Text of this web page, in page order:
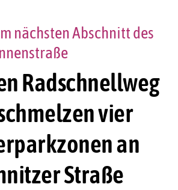
Radschnellweg
vier
an
Straße
nächsten Abschnitt des